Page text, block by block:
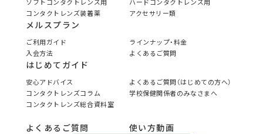
コンタクトレンズ装着薬
アクセサリー類
メルスプラン
ご利用ガイド
ラインナップ・料金
入会方法
よくあるご質問
はじめてガイド
安心アドバイス
よくあるご質問（はじめての方へ）
コンタクトレンズコラム
学校保健関係者のみなさまへ
コンタクトレンズ総合資料室
よくあるご質問 使い方動画